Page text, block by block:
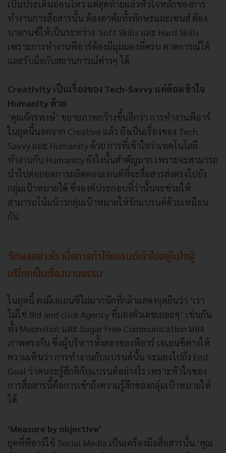
เป็นประเด็นอ่อนไหว แต่สุดท้ายแล้วหัวใจหลักของการ
ทำงานการสื่อสารนั้น ต้องอาศัยทั้งทักษะและเซนส์ ต้อง
บาลานซ์ให้เป็นระหว่าง Soft Skills และ Hard Skills
เพราะการทำงานพีอาร์ต้องมีมุมมองที่ครบ คาดการณ์ได้
และรับมือกับสถานการณ์ต่างๆ ได้
Creativity เป็นเรื่องของ Tech-Savvy แต่ต้องเข้าใจ
Humanity ด้วย
‘คุณจักรพงษ์’ ขยายภาพกว้างขึ้นอีกว่า การทำงานพีอาร์
ในยุคนี้นอกจาก Creative แล้ว ยังเป็นเรื่องของ Tech
Savvy และ Humanity ด้วย การที่เข้าใจว่าเทคโนโลยี
ทำงานกับ Humanity ยังไงนั้นสำคัญมาก เพราะจะสามารถ
นำไปต่อยอดการผลิตคอนเทนต์ที่จะสื่อสารส่งตรงไปยัง
กลุ่มเป้าหมายได้ ซึ่งองค์ประกอบที่ว่านั้นจะช่วยให้
สามารถโน้มน้าวกลุ่มเป้าหมายให้รักแบรนด์ด้วยเหมือน
กัน
วัดผลอย่างไร เมื่อการทำให้แบรนด์เข้าไปอยู่ในใจผู้
บริโภคเป็นเรื่องนามธรรม
ในยุคนี้ คงมีเอเยนซีไม่มากนักที่กล้าแสดงจุดยืนว่า ‘เรา
ไม่ใช่ Bid and click Agency ที่มองตัวเลขเยอะๆ’ เช่นกัน
ทั้ง Moonshot และ Sugar Free Communication มอง
ภาพตรงกัน ซึ่งผู้บริหารทั้งสองของพีอาร์ เอเยนซีต่างให้
ความเห็นว่า การทำงานกับแบรนด์นั้น จะมองไปถึง End
Goal ว่าคนจะรู้สึกดีกับแบรนด์อย่างไร เพราะหัวใจของ
การสื่อสารนี้คือการเข้าถึงความรู้สึกของกลุ่มเป้าหมายให้
ได้
‘Measure by objective’
ยุคที่พีอาร์ใช้ Social Media เป็นเครื่องมือสื่อสารนั้น ‘คุณ